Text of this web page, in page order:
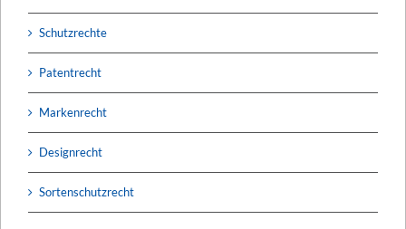
Schutzrechte
Patentrecht
Markenrecht
Designrecht
Sortenschutzrecht